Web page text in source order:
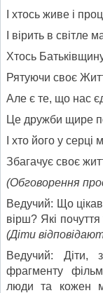
І хтось живе і
І вірить в світле
Хтось
Рятуючи своє
Але є те, що нас
Це дружби щире
І хто його у серці
Збагачує своє
(Обговорення
Ведучий: Що
вірш? Які
(Діти
Ведучий: Діти,
фрагменту
люди та кожен